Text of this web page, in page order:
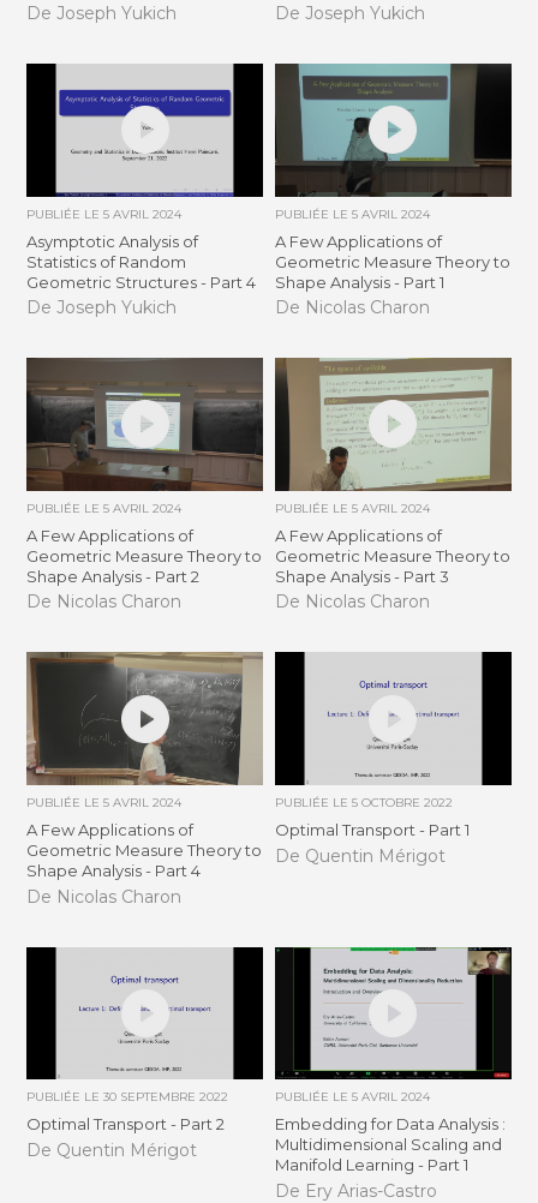
De Joseph Yukich De Joseph Yukich
PUBLIÉE LE5 AVRIL 2024
Asymptotic Analysis of
Statistics of Random
Geometric Structures - Part 4
De Joseph Yukich
PUBLIÉE LE 5 AVRIL 2024
A Few Applications of
Geometric Measure Theory to
Shape Analysis - Part 1
De Nicolas Charon
PUBLIÉE LE5 AVRIL 2024
A Few Applications of
Geometric Measure Theory to
Shape Analysis - Part 2
De Nicolas Charon
PUBLIÉE LE 5 AVRIL 2024
A Few Applications of
Geometric Measure Theory to
Shape Analysis - Part 3
De Nicolas Charon
PUBLIÉE LE5 AVRIL 2024
A Few Applications of
Geometric Measure Theory to
Shape Analysis - Part 4
De Nicolas Charon
PUBLIÉE LE 5 OCTOBRE 2022
Optimal Transport - Part 1
De Quentin Mérigot
PUBLIÉE LE30 SEPTEMBRE 2022
Optimal Transport - Part 2
De Quentin Mérigot
PUBLIÉE LE 5 AVRIL 2024
Embedding for Data Analysis :
Multidimensional Scaling and
Manifold Learning - Part 1
De Ery Arias-Castro